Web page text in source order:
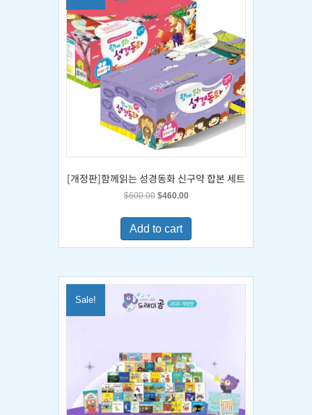
[개정판]함께읽는 성경동화 신구약 합본 세트
$600.00 Original
was:
$600.00.
$460.00Current
is:
Add to cart
Sale!